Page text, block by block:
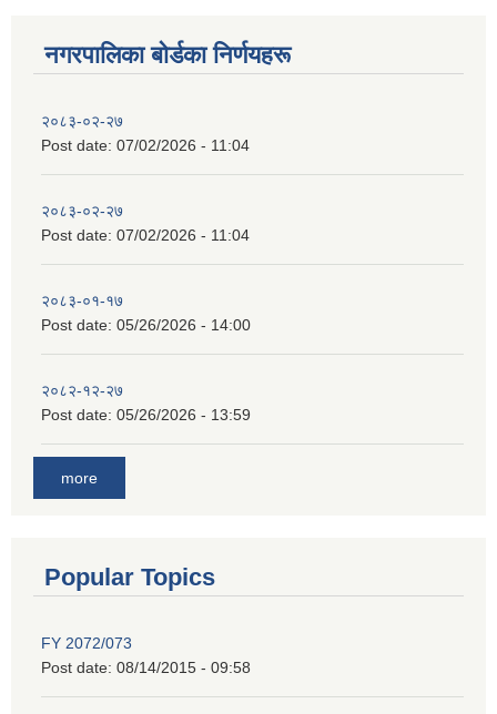
नगरपालिका बाेर्डका निर्णयहरू
२०८३-०२-२७
Post date: 07/02/2026 - 11:04
२०८३-०२-२७
Post date: 07/02/2026 - 11:04
२०८३-०१-१७
Post date: 05/26/2026 - 14:00
२०८२-१२-२७
Post date: 05/26/2026 - 13:59
more
Popular Topics
FY 2072/073
Post date: 08/14/2015 - 09:58